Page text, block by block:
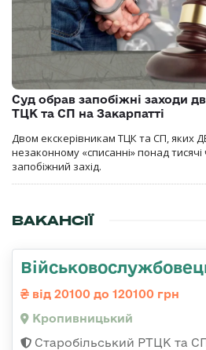
Суд обрав запобіжні заходи
ТЦК та СП на Закарпатті
Двом екскерівникам ТЦК та СП, яких
незаконному «списанні» понад тисячі
запобіжний захід.
ВАКАНСІЇ
від 20100 до 120100 грн
Кропивницький
Старобільський РТЦК та